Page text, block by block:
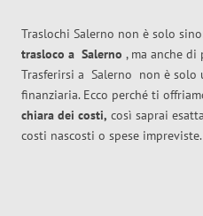
Traslochi Salerno non è solo
trasloco a Salerno , ma anche di
Trasferirsi a Salerno non è solo
finanziaria. Ecco perché ti
chiara dei costi, così saprai
costi nascosti o spese impreviste.